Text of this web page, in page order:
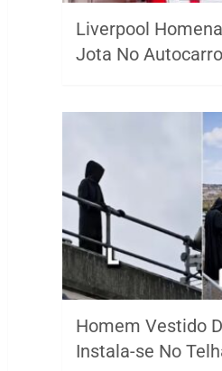
Liverpool
Jota No
Homem Vestido
Instala-se No